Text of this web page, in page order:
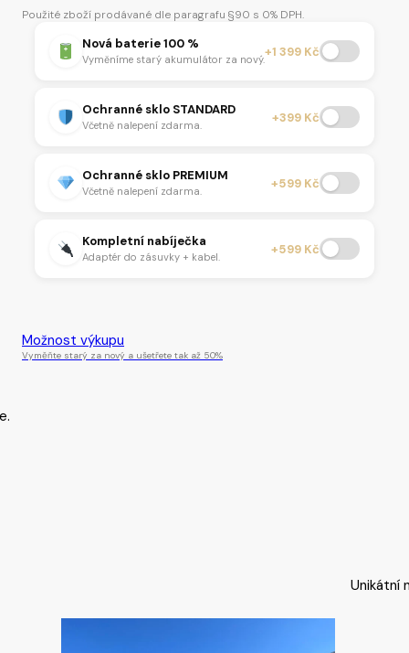
Použité zboží prodávané dle paragrafu §90 s 0% DPH.
Nová baterie 100 %
Vyměníme starý akumulátor za nový.+1 399 Kč
Ochranné sklo STANDARD
Včetně nalepení zdarma. +399 Kč
Ochranné sklo PREMIUM
Včetně nalepení zdarma. +599 Kč
Kompletní nabíječka
Adaptér do zásuvky + kabel. +599 Kč
Možnost výkupu
Vyměňte starý za nový a ušetřete tak až 50%
Unikátní